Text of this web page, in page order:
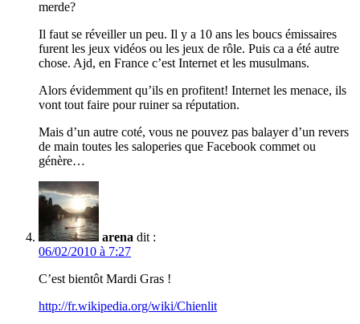
merde?
Il faut se réveiller un peu. Il y a 10 ans les boucs émissaires
furent les jeux vidéos ou les jeux de rôle. Puis ca a été autre
chose. Ajd, en France c’est Internet et les musulmans.
Alors évidemment qu’ils en profitent! Internet les menace, ils
vont tout faire pour ruiner sa réputation.
Mais d’un autre coté, vous ne pouvez pas balayer d’un revers
de main toutes les saloperies que Facebook commet ou
génère…
arena dit :
06/02/2010 à 7:27
C’est bientôt Mardi Gras !
http://fr.wikipedia.org/wiki/Chienlit